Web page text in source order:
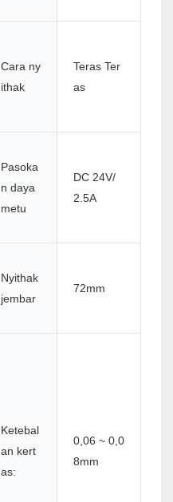
Cara ny
ithak
Teras Ter
as
Pasoka
n daya
metu
DC 24V/
2.5A
Nyithak
jembar
72mm
Ketebal
an kert
as:
0,06 ~ 0,0
8mm